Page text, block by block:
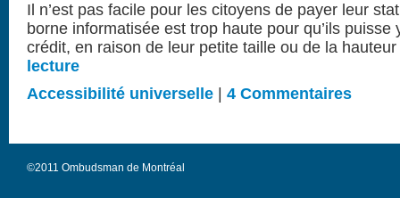
Il n’est pas facile pour les citoyens de payer leur
borne informatisée est trop haute pour qu’ils puisse
crédit, en raison de leur petite taille ou de la
lecture
Accessibilité universelle
4 Commentaires
©2011 Ombudsman de Montréal